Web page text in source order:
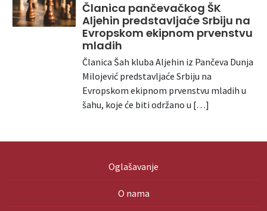
Članica pančevačkog ŠK
Aljehin predstavljaće Srbiju na
Evropskom ekipnom prvenstvu
mladih
Članica Šah kluba Aljehin iz Pančeva Dunja
Milojević predstavljaće Srbiju na
Evropskom ekipnom prvenstvu mladih u
šahu, koje će biti održano u […]
Oglašavanje
O nama